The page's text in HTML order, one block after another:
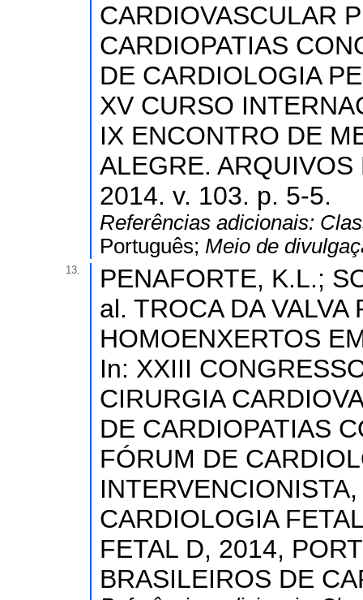
CARDIOVASCULAR
CARDIOPATIAS
DE CARDIOLOGIA
XV CURSO
IX ENCONTRO DE
ALEGRE.
2014. v. 103. p. 5-5.
Referências adicionais:
Português; Meio de
13.
PENAFORTE, K.L.;
al. TROCA DA
HOMOENXERTOS
In: XXIII
CIRURGIA
DE CARDIOPATIAS
FÓRUM DE
CARDIOLOGIA
FETAL D, 2014,
BRASILEIROS DE